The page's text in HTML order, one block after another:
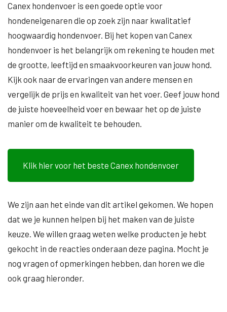
Canex hondenvoer is een goede optie voor
hondeneigenaren die op zoek zijn naar kwalitatief
hoogwaardig hondenvoer. Bij het kopen van Canex
hondenvoer is het belangrijk om rekening te houden met
de grootte, leeftijd en smaakvoorkeuren van jouw hond.
Kijk ook naar de ervaringen van andere mensen en
vergelijk de prijs en kwaliteit van het voer. Geef jouw hond
de juiste hoeveelheid voer en bewaar het op de juiste
manier om de kwaliteit te behouden.
Klik hier voor het beste Canex hondenvoer
We zijn aan het einde van dit artikel gekomen. We hopen
dat we je kunnen helpen bij het maken van de juiste
keuze. We willen graag weten welke producten je hebt
gekocht in de reacties onderaan deze pagina. Mocht je
nog vragen of opmerkingen hebben, dan horen we die
ook graag hieronder.